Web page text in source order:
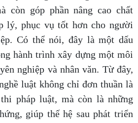
còn góp phần nâng cao chất
lý, phục vụ tốt hơn cho người
Có thể nói, đây là một dấu
hành trình xây dựng một môi
nghiệp và nhân văn. Từ đây,
luật không chỉ đơn thuần là
pháp luật, mà còn là những
giúp thế hệ sau phát triển